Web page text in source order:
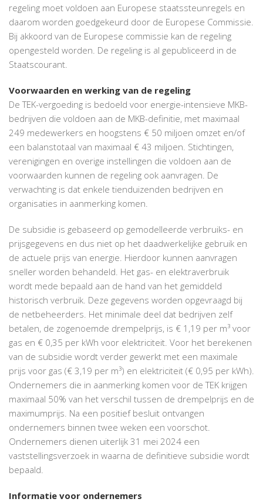
regeling moet voldoen aan Europese staatssteunregels en
daarom worden goedgekeurd door de Europese Commissie.
Bij akkoord van de Europese commissie kan de regeling
opengesteld worden. De regeling is al gepubliceerd in de
Staatscourant.
Voorwaarden en werking van de regeling
De TEK-vergoeding is bedoeld voor energie-intensieve MKB-
bedrijven die voldoen aan de MKB-definitie, met maximaal
249 medewerkers en hoogstens € 50 miljoen omzet en/of
een balanstotaal van maximaal € 43 miljoen. Stichtingen,
verenigingen en overige instellingen die voldoen aan de
voorwaarden kunnen de regeling ook aanvragen. De
verwachting is dat enkele tienduizenden bedrijven en
organisaties in aanmerking komen.
De subsidie is gebaseerd op gemodelleerde verbruiks- en
prijsgegevens en dus niet op het daadwerkelijke gebruik en
de actuele prijs van energie. Hierdoor kunnen aanvragen
sneller worden behandeld. Het gas- en elektraverbruik
wordt mede bepaald aan de hand van het gemiddeld
historisch verbruik. Deze gegevens worden opgevraagd bij
de netbeheerders. Het minimale deel dat bedrijven zelf
betalen, de zogenoemde drempelprijs, is € 1,19 per m³ voor
gas en € 0,35 per kWh voor elektriciteit. Voor het berekenen
van de subsidie wordt verder gewerkt met een maximale
prijs voor gas (€ 3,19 per m³) en elektriciteit (€ 0,95 per kWh).
Ondernemers die in aanmerking komen voor de TEK krijgen
maximaal 50% van het verschil tussen de drempelprijs en de
maximumprijs. Na een positief besluit ontvangen
ondernemers binnen twee weken een voorschot.
Ondernemers dienen uiterlijk 31 mei 2024 een
vaststellingsverzoek in waarna de definitieve subsidie wordt
bepaald.
Informatie voor ondernemers